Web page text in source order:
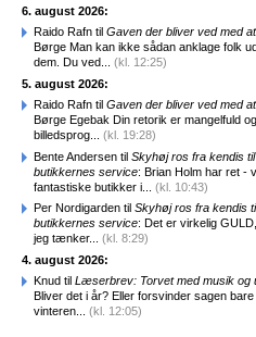
6. august 2026:
Raido Rafn til Gaven der bliver ved med
Børge Man kan ikke sådan anklage folk
dem. Du ved... (kl. 12:25)
5. august 2026:
Raido Rafn til Gaven der bliver ved med
Børge Egebak Din retorik er mangelfuld
billedsprog... (kl. 19:28)
Bente Andersen til Skyhøj ros fra kendis
butikkernes service: Brian Holm har ret -
fantastiske butikker i... (kl. 10:43)
Per Nordigarden til Skyhøj ros fra kendis
butikkernes service: Det er virkelig
jeg tænker... (kl. 8:29)
4. august 2026:
Knud til Læserbrev: Torvet med musik og
Bliver det i år? Eller forsvinder sagen
vinteren... (kl. 12:05)